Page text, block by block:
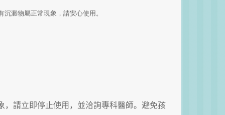
澱物屬正常現象，請安心使用。
請立即停止使用，並洽詢專科醫師。避免孩